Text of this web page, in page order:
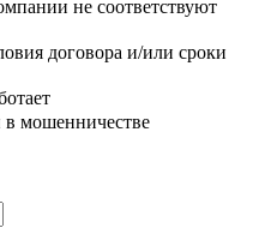
не соответствуют
договора и/или сроки
мошенничестве